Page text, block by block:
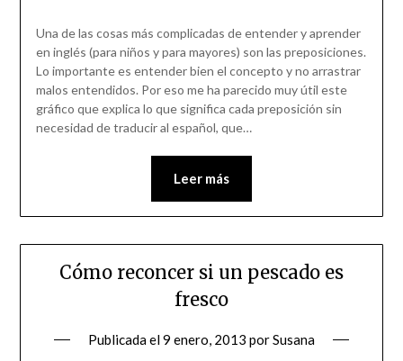
Una de las cosas más complicadas de entender y aprender
en inglés (para niños y para mayores) son las preposiciones.
Lo importante es entender bien el concepto y no arrastrar
malos entendidos. Por eso me ha parecido muy útil este
gráfico que explica lo que significa cada preposición sin
necesidad de traducir al español, que…
Leer más
Cómo reconcer si un pescado es
fresco
Publicada el9 enero, 2013 porSusana